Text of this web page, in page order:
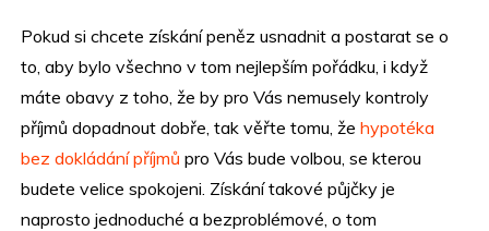
Pokud si chcete získání peněz usnadnit a postarat se o
to, aby bylo všechno v tom nejlepším pořádku, i když
máte obavy z toho, že by pro Vás nemusely kontroly
příjmů dopadnout dobře, tak věřte tomu, žehypotéka
bez dokládání příjmů pro Vás bude volbou, se kterou
budete velice spokojeni. Získání takové půjčky je
naprosto jednoduché a bezproblémové, o tom